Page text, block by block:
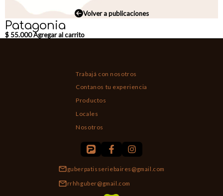
Volver a publicaciones
Patagonia
$ 55.000Agregar al carrito
Trabajá con nosotros
Contanos tu experiencia
Productos
Locales
Nosotros
guberpatisseriebaires@gmail.com
rrhhguber@gmail.com